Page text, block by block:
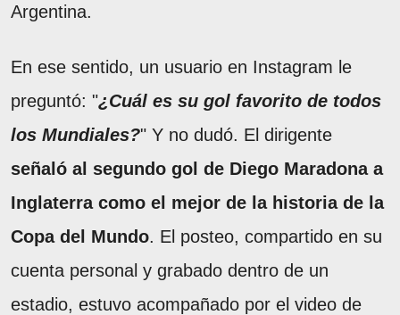
Argentina.
En ese sentido, un usuario en Instagram le
preguntó: "¿Cuál es su gol favorito de todos
los Mundiales?" Y no dudó. El dirigente
señaló al segundo gol de Diego Maradona a
Inglaterra como el mejor de la historia de la
Copa del Mundo. El posteo, compartido en su
cuenta personal y grabado dentro de un
estadio, estuvo acompañado por el video de